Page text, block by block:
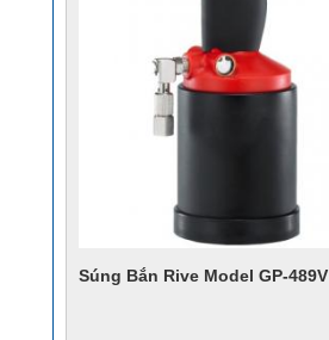
Súng Bắn Rive Model GP-489V